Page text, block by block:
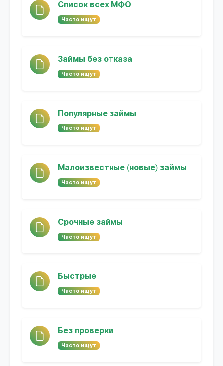
Список всех МФО
Часто ищут
Займы без отказа
Часто ищут
Популярные займы
Часто ищут
Малоизвестные (новые) займы
Часто ищут
Срочные займы
Часто ищут
Быстрые
Часто ищут
Без проверки
Часто ищут